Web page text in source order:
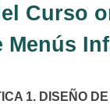
Curso
Menús
1. DISEÑO